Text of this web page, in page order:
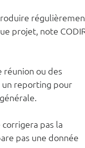
projet, note
réunion ou des
un reporting pour
pas la
pas une donnée